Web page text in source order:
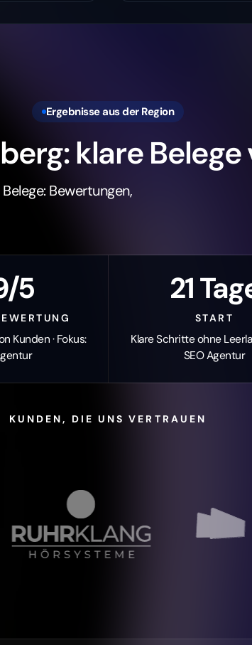
Ergebnisse aus der Region
klare
Bewertungen,
5
Kunden · Fokus:
21
START
Klare Schritte ohne
SEO Agentur
KUNDEN, DIE UNS VERTRAUEN
GEZER
RECHT UND BERATUNG